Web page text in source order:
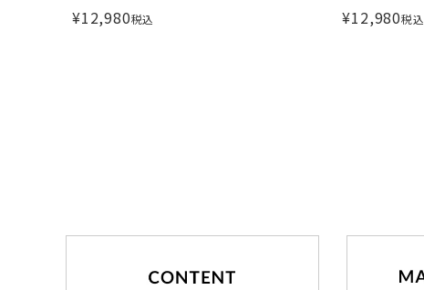
¥12,980税込 ¥12,980税込